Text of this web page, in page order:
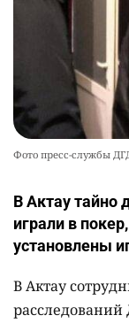
Фото пресс-службы
В Актау тайно
играли в
установлены
В Актау